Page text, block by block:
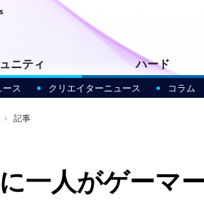
ニティ
ース クリエイターニュース コラム
ハード
› 記事
一人がゲーマ